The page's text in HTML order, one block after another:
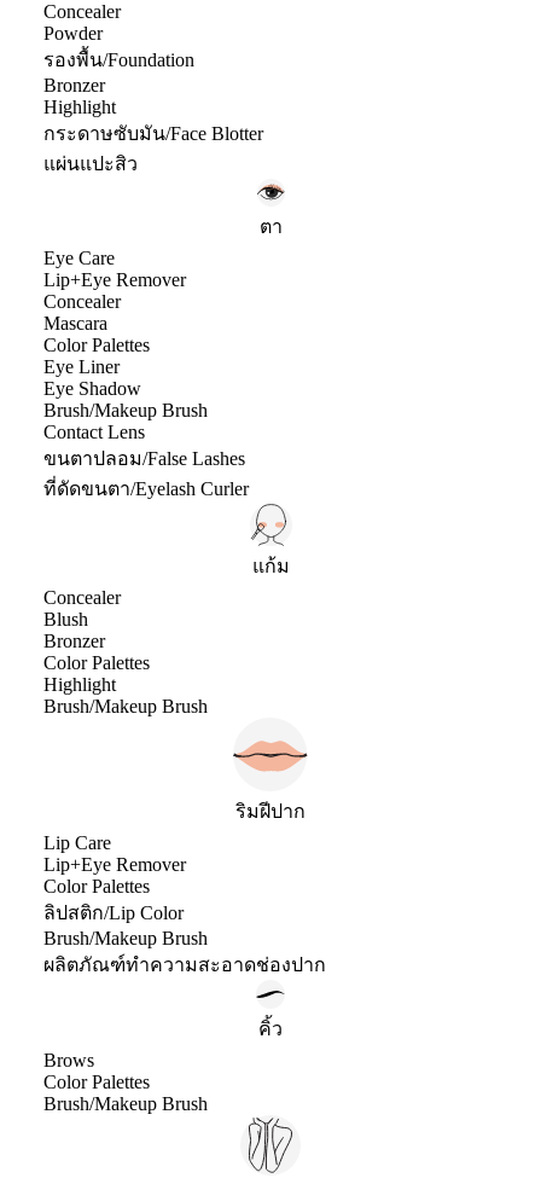
Concealer
Powder
รองพื้น/Foundation
Bronzer
Highlight
กระดาษซับมัน/Face Blotter
แผ่นแปะสิว
ตา
Eye Care
Lip+Eye Remover
Concealer
Mascara
Color Palettes
Eye Liner
Eye Shadow
Brush/Makeup Brush
Contact Lens
ขนตาปลอม/False Lashes
ที่ดัดขนตา/Eyelash Curler
แก้ม
Concealer
Blush
Bronzer
Color Palettes
Highlight
Brush/Makeup Brush
ริมฝีปาก
Lip Care
Lip+Eye Remover
Color Palettes
ลิปสติก/Lip Color
Brush/Makeup Brush
ผลิตภัณฑ์ทำความสะอาดช่องปาก
คิ้ว
Brows
Color Palettes
Brush/Makeup Brush